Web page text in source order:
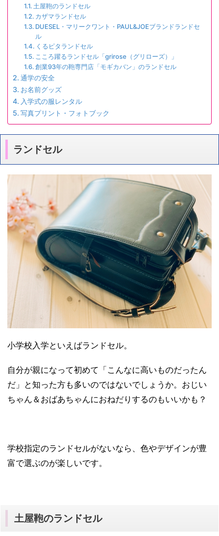
土屋鞄のランドセル
カザマランドセル
DUESEL・マリークワント・PAUL&JOEブランドランドセ
ル
くるピタランドセル
こころ躍るランドセル「grirose（グリローズ）」
創業93年の鞄専門店「モギカバン」のランドセル
通学の安全
お名前グッズ
入学式の服レンタル
写真プリント・フォトブック
ランドセル
小学校入学といえばランドセル。
自分が親になって初めて「こんなに高いものだったん
だ」と知った方も多いのではないでしょうか。おじい
ちゃん＆おばあちゃんにおねだりするのもいいかも？
学校指定のランドセルがないなら、色やデザインが豊
富で選ぶのが楽しいです。
土屋鞄のランドセル